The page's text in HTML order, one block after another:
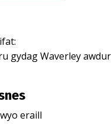
:
gydagWaverley
eraill